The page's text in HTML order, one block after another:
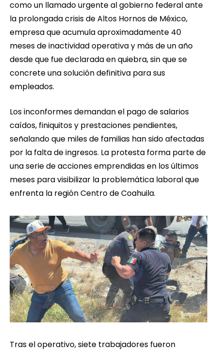
como un llamado urgente al gobierno federal ante
la prolongada crisis de Altos Hornos de México,
empresa que acumula aproximadamente 40
meses de inactividad operativa y más de un año
desde que fue declarada en quiebra, sin que se
concrete una solución definitiva para sus
empleados.
Los inconformes demandan el pago de salarios
caídos, finiquitos y prestaciones pendientes,
señalando que miles de familias han sido afectadas
por la falta de ingresos. La protesta forma parte de
una serie de acciones emprendidas en los últimos
meses para visibilizar la problemática laboral que
enfrenta la región Centro de Coahuila.
Tras el operativo, siete trabajadores fueron